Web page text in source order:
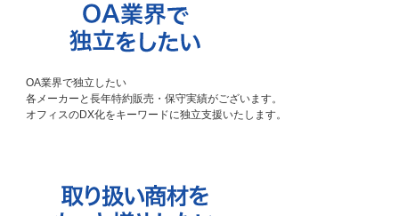
OA業界で独立したい
各メーカーと長年特約販売・保守実績がございます。
オフィスのDX化をキーワードに独立支援いたします。